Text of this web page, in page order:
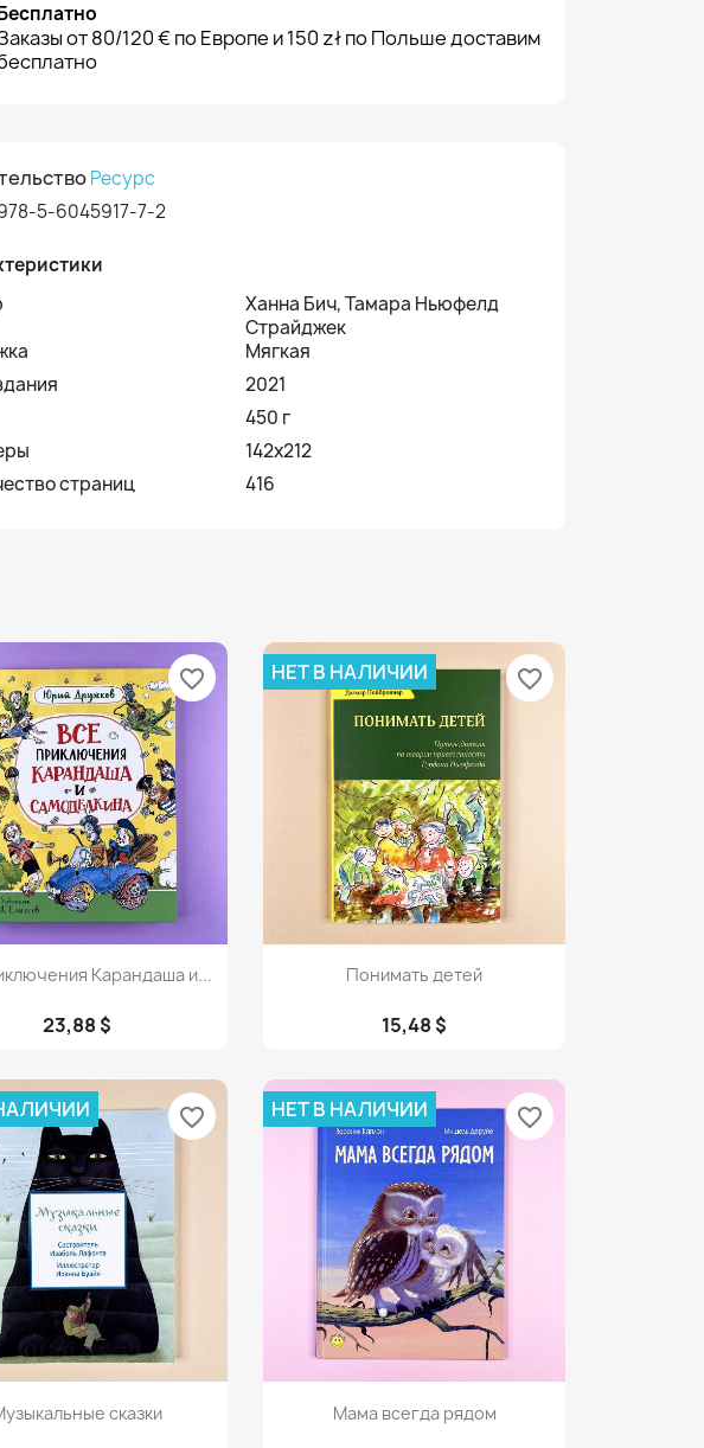
от 80/120 € по Европе и 150 zł по Польше доставим
Ресурс
5-6045917-7-2
Ханна Бич, Тамара Ньюфелд
Страйджек
Мягкая
2021
450 г
142х212
страниц
416
ПросмотрКарандаша и...
23,88 $
favorite_border
Просмотр
Понимать детей
15,48 $
НЕТ В НАЛИЧИИ favorite_border
Просмотр
сказки
favorite_border
Просмотр
Мама всегда рядом
НЕТ В НАЛИЧИИ favorite_border